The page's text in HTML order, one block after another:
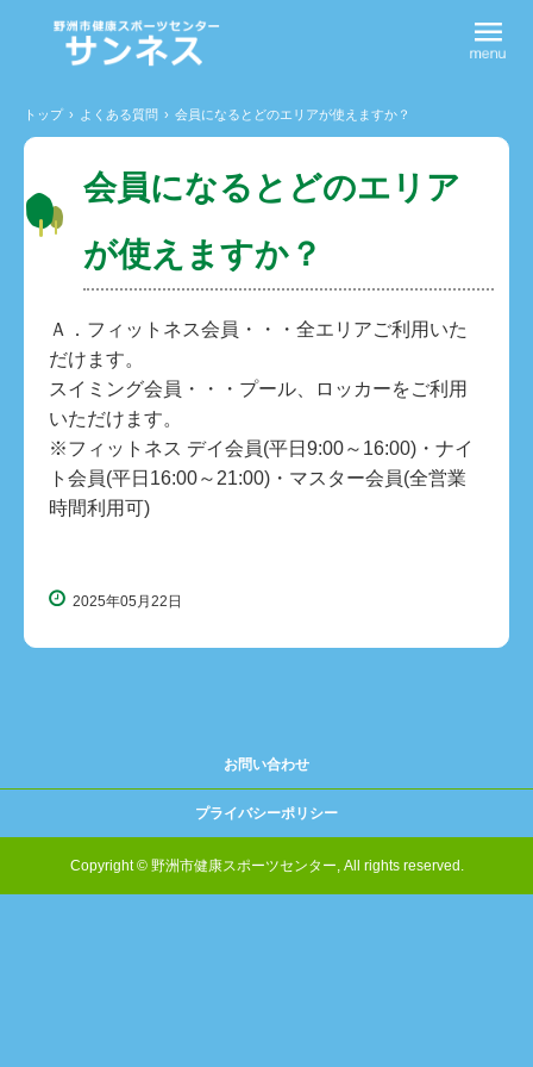
トップ › よくある質問 › 会員になるとどのエリアが使えますか？
会員になるとどのエリア
が使えますか？
Ａ．フィットネス会員・・・全エリアご利用いた
だけます。
スイミング会員・・・プール、ロッカーをご利用
いただけます。
※フィットネス デイ会員(平日9:00～16:00)・ナイ
ト会員(平日16:00～21:00)・マスター会員(全営業
時間利用可)
2025年05月22日
お問い合わせ
プライバシーポリシー
Copyright © 野洲市健康スポーツセンター, All rights reserved.